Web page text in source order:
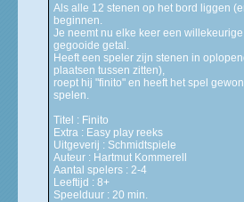
Als alle 12 stenen op het bord liggen
beginnen.
Je neemt nu elke keer een
gegooide getal.
Heeft een speler zijn stenen in
plaatsen tussen zitten),
roept hij "finito" en heeft het spel
spelen.
Titel : Finito
Extra : Easy play reeks
Uitgeverij : Schmidtspiele
Auteur : Hartmut Kommerell
Aantal spelers : 2-4
Leeftijd : 8+
Speelduur : 20 min.